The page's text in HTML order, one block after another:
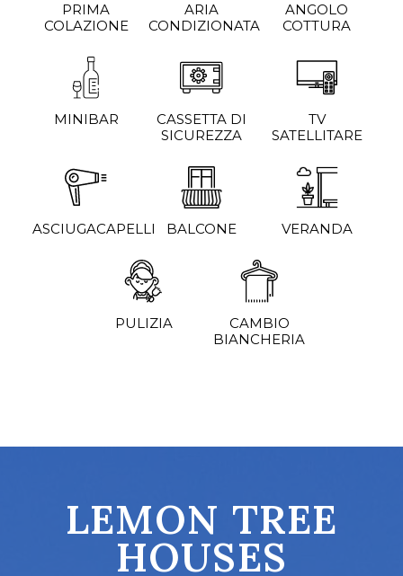
PRIMA
COLAZIONE
ARIA
CONDIZIONATA
ANGOLO
COTTURA
MINIBAR
CASSETTA DI
SICUREZZA
TV
SATELLITARE
ASCIUGACAPELLI BALCONE VERANDA
PULIZIA
CAMBIO
BIANCHERIA
LEMON TREE
HOUSES